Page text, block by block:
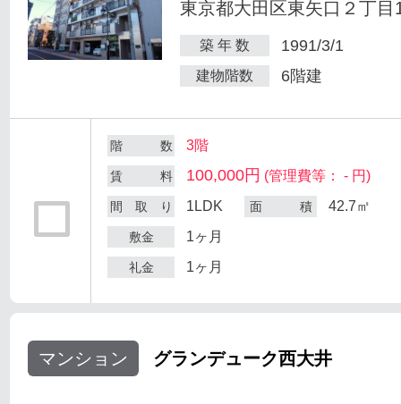
東京都大田区東矢口２丁目
築 年 数 1991/3/1
建物階数 6階建
階 数 3階
賃 料 100,000円 (管理費等： - 円)
間 取 り 1LDK 面 積 42.7㎡
敷金 1ヶ月
礼金 1ヶ月
マンション グランデューク西大井